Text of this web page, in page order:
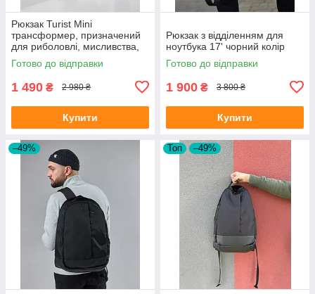
Рюкзак Turist Mini
трансформер, призначений
для риболовлі, мисливства,
туризму, на 30-50л, колір
піксель
Готово до відправки
1 490 ₴ 2 980 ₴
Купити
Рюкзак з відділенням для
ноутбука 17' чорний колір
Готово до відправки
1 900 ₴ 3 800 ₴
Купити
–49% Топ –49%